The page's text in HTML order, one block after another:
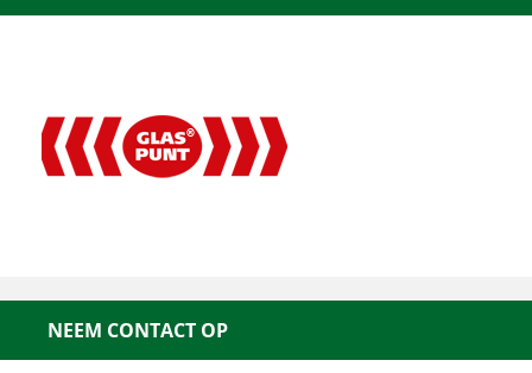
NEEM CONTACT OP